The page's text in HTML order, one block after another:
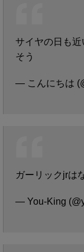
サイヤの日も
そう
— こんにちは
ガーリックjrは
— You-King